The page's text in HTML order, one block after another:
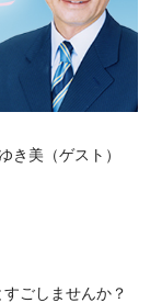
き美（ゲスト）
ごしませんか？